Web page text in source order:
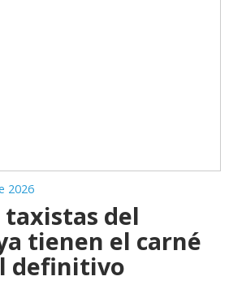
2026
del
tienen el carné
definitivo